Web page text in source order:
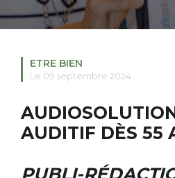
ETRE BIEN
Le 09 septembre 2024
AUDITIF DÈS 55